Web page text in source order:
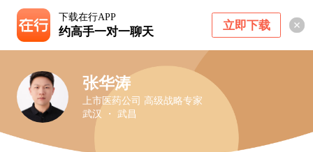
下载在行APP
约高手一对一聊天 立即下载
张华涛
上市医药公司 高级战略专家
武汉 ・ 武昌